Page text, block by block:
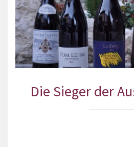
Die Sieger der